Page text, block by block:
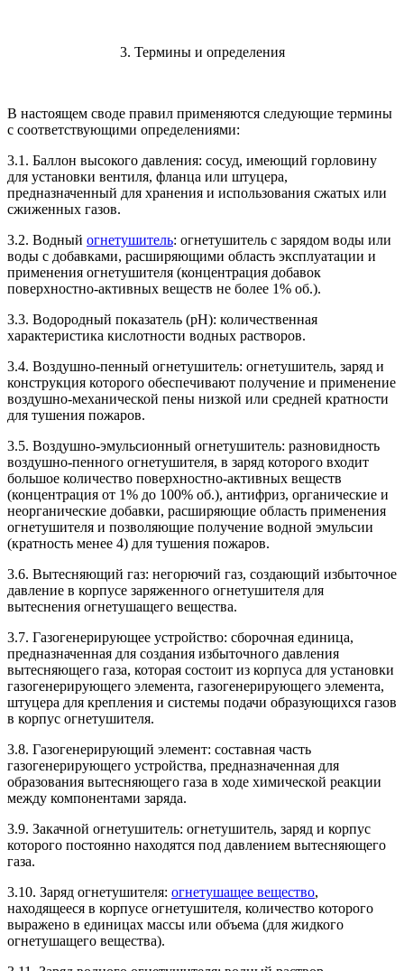
3. Термины и определения
В настоящем своде правил применяются следующие термины
с соответствующими определениями:
3.1. Баллон высокого давления: сосуд, имеющий горловину
для установки вентиля, фланца или штуцера,
предназначенный для хранения и использования сжатых или
сжиженных газов.
3.2. Водный огнетушитель: огнетушитель с зарядом воды или
воды с добавками, расширяющими область эксплуатации и
применения огнетушителя (концентрация добавок
поверхностно-активных веществ не более 1% об.).
3.3. Водородный показатель (pH): количественная
характеристика кислотности водных растворов.
3.4. Воздушно-пенный огнетушитель: огнетушитель, заряд и
конструкция которого обеспечивают получение и применение
воздушно-механической пены низкой или средней кратности
для тушения пожаров.
3.5. Воздушно-эмульсионный огнетушитель: разновидность
воздушно-пенного огнетушителя, в заряд которого входит
большое количество поверхностно-активных веществ
(концентрация от 1% до 100% об.), антифриз, органические и
неорганические добавки, расширяющие область применения
огнетушителя и позволяющие получение водной эмульсии
(кратность менее 4) для тушения пожаров.
3.6. Вытесняющий газ: негорючий газ, создающий избыточное
давление в корпусе заряженного огнетушителя для
вытеснения огнетушащего вещества.
3.7. Газогенерирующее устройство: сборочная единица,
предназначенная для создания избыточного давления
вытесняющего газа, которая состоит из корпуса для установки
газогенерирующего элемента, газогенерирующего элемента,
штуцера для крепления и системы подачи образующихся газов
в корпус огнетушителя.
3.8. Газогенерирующий элемент: составная часть
газогенерирующего устройства, предназначенная для
образования вытесняющего газа в ходе химической реакции
между компонентами заряда.
3.9. Закачной огнетушитель: огнетушитель, заряд и корпус
которого постоянно находятся под давлением вытесняющего
газа.
3.10. Заряд огнетушителя: огнетушащее вещество,
находящееся в корпусе огнетушителя, количество которого
выражено в единицах массы или объема (для жидкого
огнетушащего вещества).